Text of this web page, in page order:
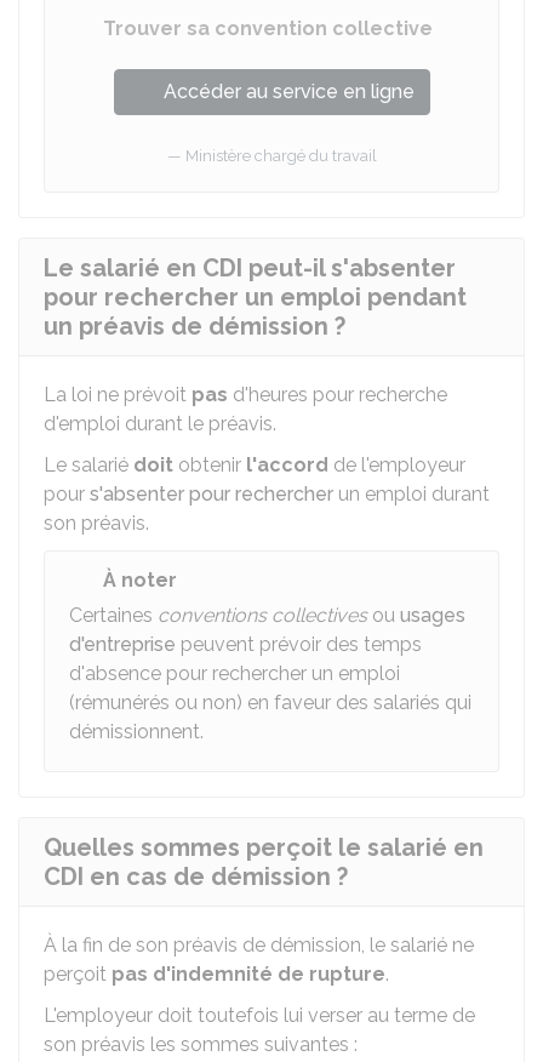
Trouver sa convention collective
Accéder au service en ligne
Ministère chargé du travail
Le salarié en CDI peut-il s'absenter
pour rechercher un emploi pendant
un préavis de démission ?
La loi ne prévoit pas d'heures pour recherche
d'emploi durant le préavis.
Le salarié doit obtenir l'accord de l'employeur
pour s'absenter pour rechercher un emploi durant
son préavis.
À noter
Certaines conventions collectivesou usages
d'entreprise peuvent prévoir des temps
d'absence pour rechercher un emploi
(rémunérés ou non) en faveur des salariés qui
démissionnent.
Quelles sommes perçoit le salarié en
CDI en cas de démission ?
À la fin de son préavis de démission, le salarié ne
perçoit pas d'indemnité de rupture.
L'employeur doit toutefois lui verser au terme de
son préavis les sommes suivantes :